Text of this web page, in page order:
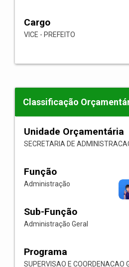
Cargo
VICE - PREFEITO
Classificação
Unidade Orçamentária
SECRETARIA DE
Função
Administração
Sub-Função
Administração Geral
Programa
SUPERVISAO E COORDENACAO